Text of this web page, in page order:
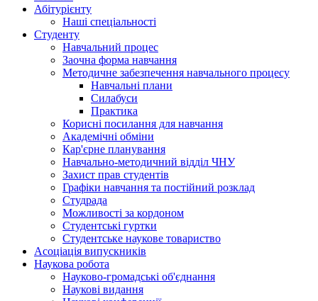
Абітурієнту
Наші спеціальності
Студенту
Навчальний процес
Заочна форма навчання
Методичне забезпечення навчального процесу
Навчальні плани
Силабуси
Практика
Корисні посилання для навчання
Академічні обміни
Кар'єрне планування
Навчально-методичний відділ ЧНУ
Захист прав студентів
Графіки навчання та постійний розклад
Студрада
Можливості за кордоном
Студентські гуртки
Студентське наукове товариство
Асоціація випускників
Наукова робота
Науково-громадські об'єднання
Наукові видання